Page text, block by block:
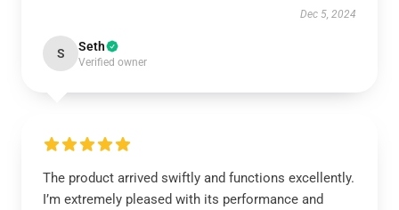
Dec 5, 2024
S Seth
Verified owner
The product arrived swiftly and functions excellently.
I’m extremely pleased with its performance and